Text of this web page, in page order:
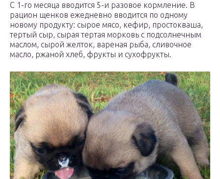
С 1-го месяца вводится 5-и разовое кормление. В
рацион щенков ежедневно вводится по одному
новому продукту: сырое мясо, кефир, простокваша,
тертый сыр, сырая тертая морковь с подсолнечным
маслом, сырой желток, вареная рыба, сливочное
масло, ржаной хлеб, фрукты и сухофрукты.